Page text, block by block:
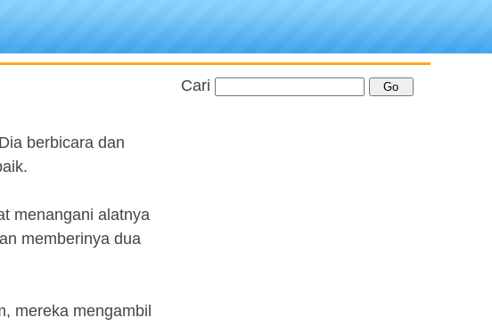
berbicara dan
menangani alatnya
memberinya dua
mereka mengambil
Cari